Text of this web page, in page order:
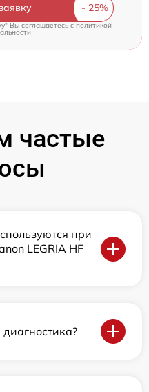
Вы соглашаетесь cполитикой
частые
при
LEGRIA HF
диагностика?